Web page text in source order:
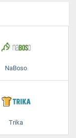
NaBoso
Trika